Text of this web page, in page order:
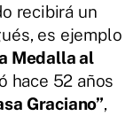
recibirá un
es ejemplo
Medalla al
hace 52 años
Graciano”,